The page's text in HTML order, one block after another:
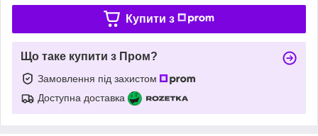
Купити з
Що таке купити з Пром?
Замовлення під захистом
Доступна доставка